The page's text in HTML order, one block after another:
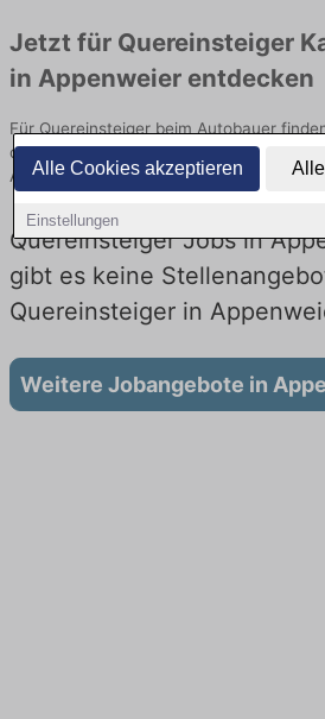
Alle Cookies akzeptieren
Einstellungen
Jetzt für Quereinsteiger
in Appenweier entdecken
Für Quereinsteiger beim Autobauer
die aktuellsten Angebote. Entdecken Sie
Arbeitgebern und bewerben Sie sich
Quereinsteiger Jobs in
gibt es keine
Quereinsteiger in
Weitere Jobangebote in